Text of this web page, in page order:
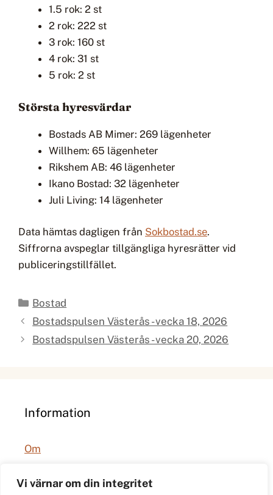
Vi värnar om din integritet
1.5 rok: 2 st
2 rok: 222 st
3 rok: 160 st
4 rok: 31 st
5 rok: 2 st
Största hyresvärdar
Bostads AB Mimer: 269 lägenheter
Willhem: 65 lägenheter
Rikshem AB: 46 lägenheter
Ikano Bostad: 32 lägenheter
Juli Living: 14 lägenheter
Data hämtas dagligen från Sokbostad.se.
Siffrorna avspeglar tillgängliga hyresrätter vid
publiceringstillfället.
Kategorier
Bostad
Bostadspulsen Västerås - vecka 18, 2026
Bostadspulsen Västerås - vecka 20, 2026
Information
Om